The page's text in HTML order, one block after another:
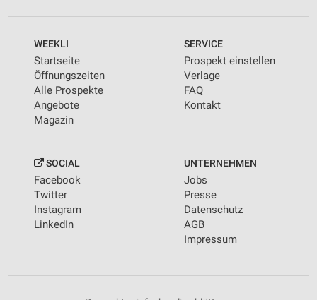
WEEKLI
Startseite
Öffnungszeiten
Alle Prospekte
Angebote
Magazin
SERVICE
Prospekt einstellen
Verlage
FAQ
Kontakt
SOCIAL
Facebook
Twitter
Instagram
LinkedIn
UNTERNEHMEN
Jobs
Presse
Datenschutz
AGB
Impressum